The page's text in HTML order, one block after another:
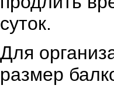
суток.
Для
размер